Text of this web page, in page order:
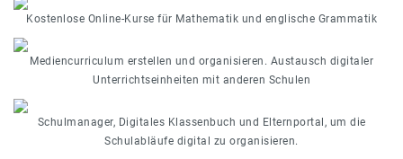
Kostenlose Online-Kurse für Mathematik und englische Grammatik
Mediencurriculum erstellen und organisieren. Austausch digitaler
Unterrichtseinheiten mit anderen Schulen
Schulmanager, Digitales Klassenbuch und Elternportal, um die
Schulabläufe digital zu organisieren.